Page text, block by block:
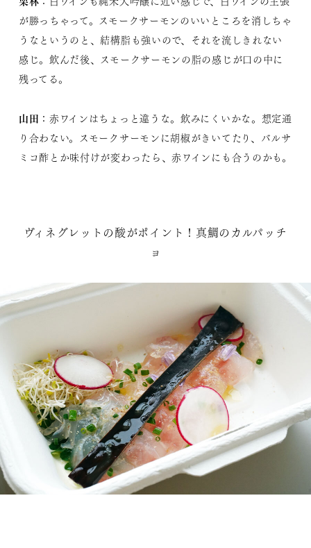
が勝っちゃって。スモークサーモンのいいところを消しちゃ
うなというのと、結構脂も強いので、それを流しきれない
感じ。飲んだ後、スモークサーモンの脂の感じが口の中に
残ってる。
山田 ：赤ワインはちょっと違うな。飲みにくいかな。想定通
り合わない。スモークサーモンに胡椒がきいてたり、バルサ
ミコ酢とか味付けが変わったら、赤ワインにも合うのかも。
ヴィネグレットの酸がポイント！真鯛のカルパッチ
ョ